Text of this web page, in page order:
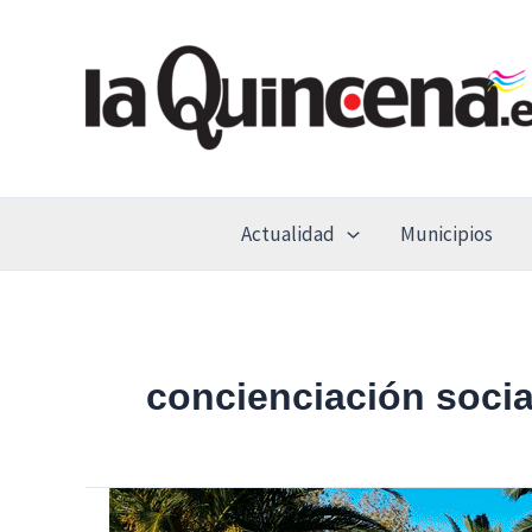
Actualidad Municipios
concienciación
Jornada